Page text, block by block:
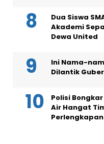
Dua Siswa
Akademi
Dewa United
Ini Nama-
Dilantik
Polisi
Air Hangat
Perlengkapan